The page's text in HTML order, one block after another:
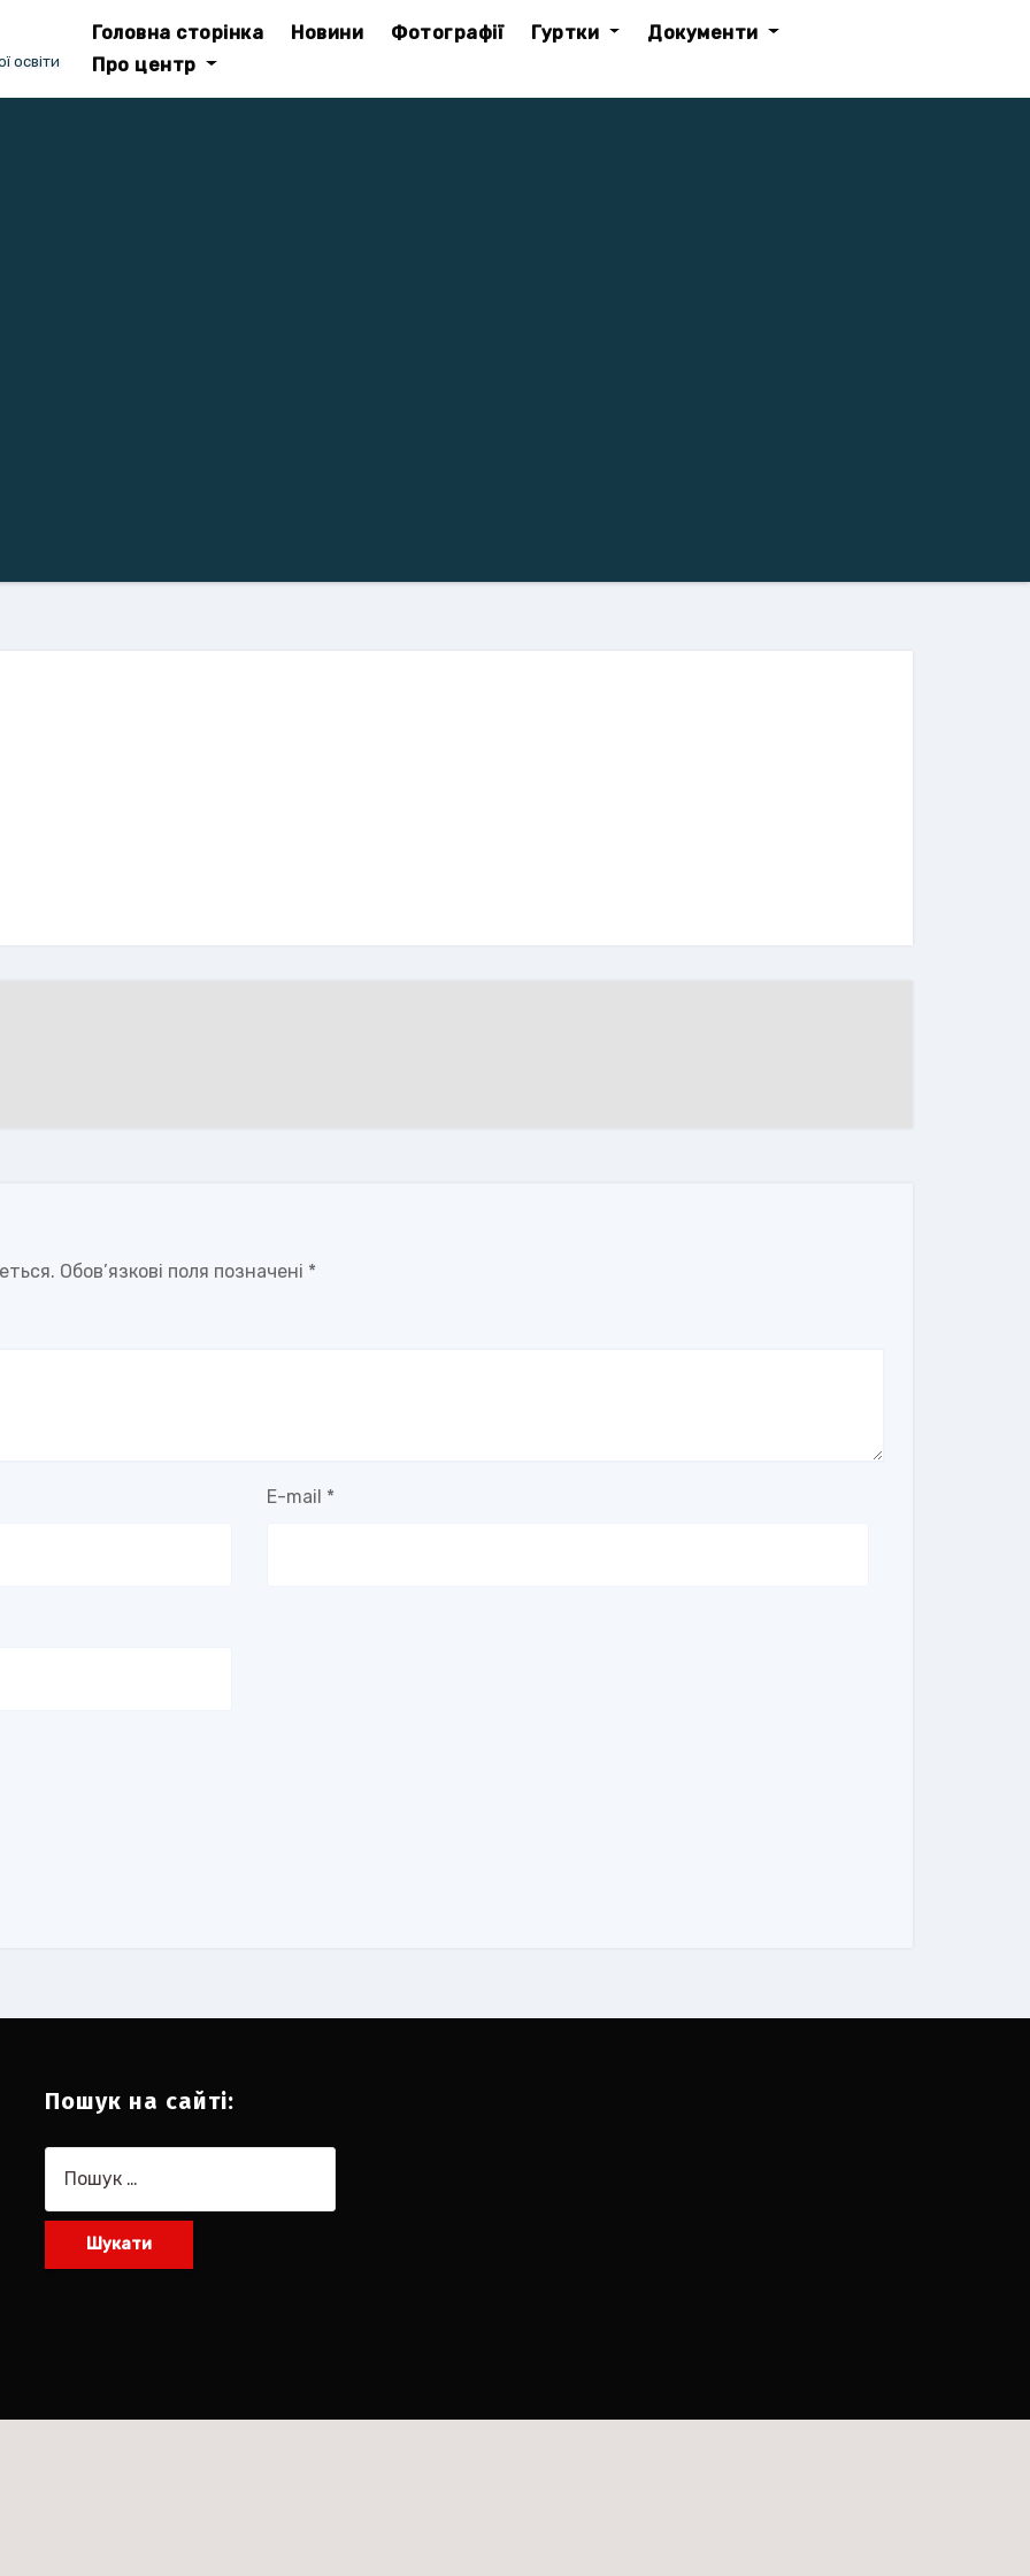
освіти
Головна сторінка Новини Фотографії Гуртки
Документи
Про центр
Обов’язкові поля позначені *
E-mail *
Пошук на сайті: